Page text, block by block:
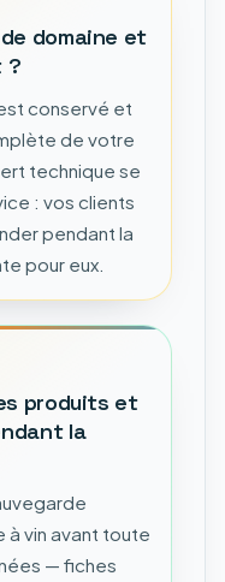
domaine et
?
conservé et
de votre
technique se
: vos clients
pendant la
pour eux.
produits et
la
vin avant toute
— fiches